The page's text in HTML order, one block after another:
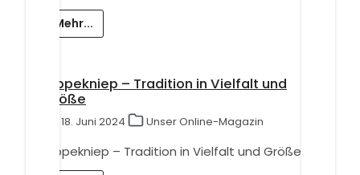
Mehr...
Hippekniep – Tradition in Vielfalt und
Größe
18. Juni 2024 Unser Online-Magazin
Hippekniep – Tradition in Vielfalt und Größe